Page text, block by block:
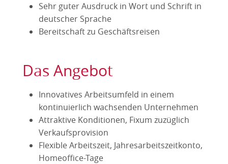
Sehr guter Ausdruck in Wort und Schrift in
deutscher Sprache
Bereitschaft zu Geschäftsreisen
Das Angebot
Innovatives Arbeitsumfeld in einem
kontinuierlich wachsenden Unternehmen
Attraktive Konditionen, Fixum zuzüglich
Verkaufsprovision
Flexible Arbeitszeit, Jahresarbeitszeitkonto,
Homeoffice-Tage